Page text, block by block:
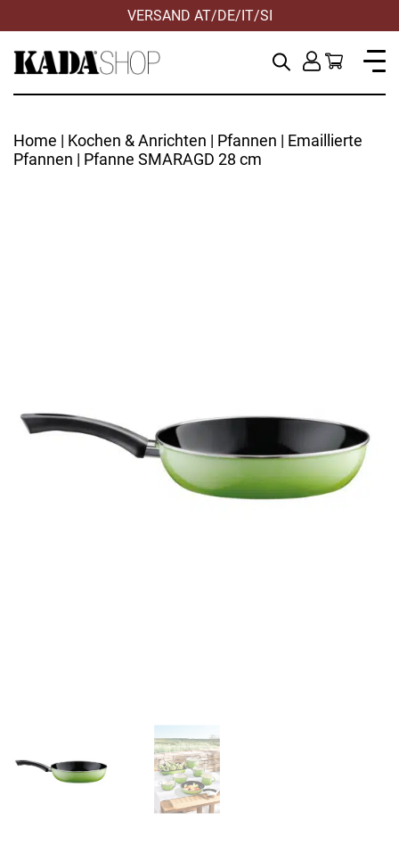
VERSAND AT/DE/IT/SI
Home | Kochen & Anrichten | Pfannen | Emaillierte
Pfannen | Pfanne SMARAGD 28 cm